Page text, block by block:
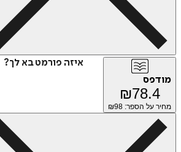
איזה פורמט בא לך?
מודפס
₪78.4
מחיר על הספר: ₪ 98